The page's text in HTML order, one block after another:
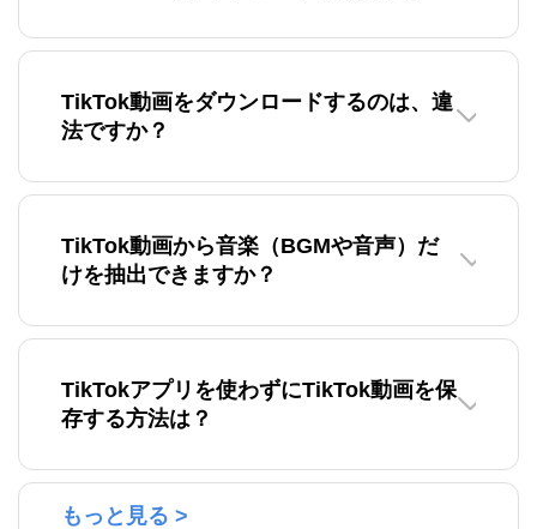
TikTok動画をダウンロードするのは、違
法ですか？
TikTok動画から音楽（BGMや音声）だ
けを抽出できますか？
TikTokアプリを使わずにTikTok動画を保
存する方法は？
もっと見る >